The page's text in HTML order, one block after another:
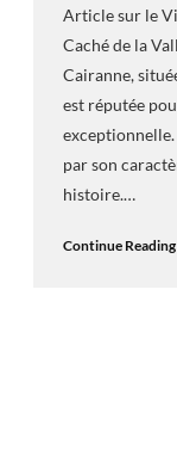
Article sur le
Caché de la
Cairanne,
est réputée
par son
histoire.…
Continue Reading